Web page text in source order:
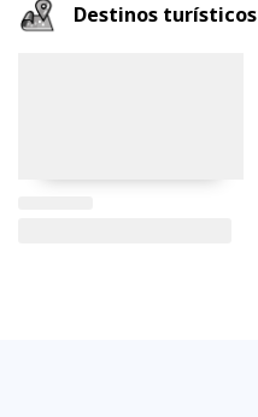
Destinos turísticos